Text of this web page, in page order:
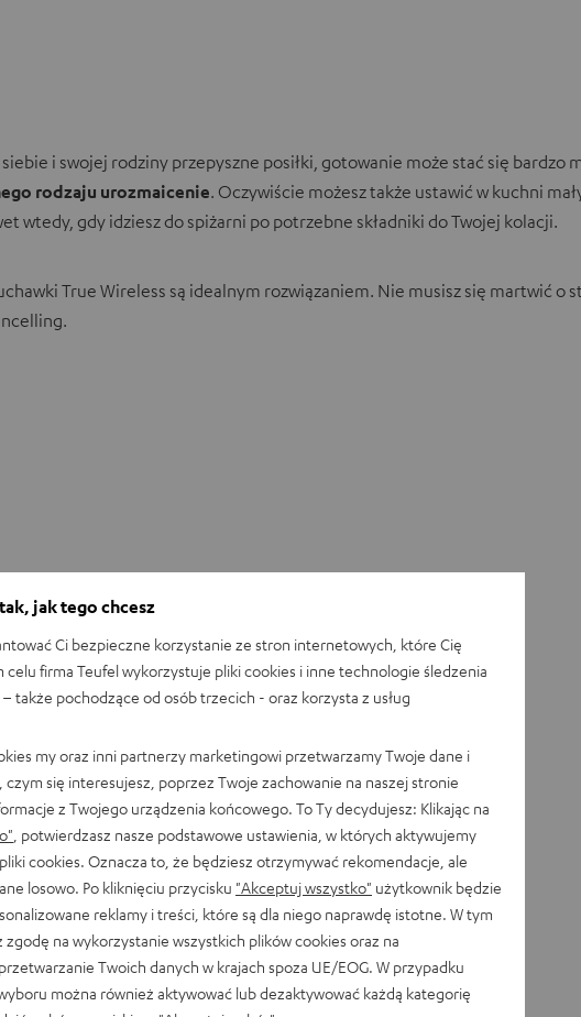
i swojej rodziny przepyszne posiłki, gotowanie może stać się
rodzaju urozmaicenie. Oczywiście możesz także ustawić w kuchni
wtedy, gdy idziesz do spiżarni po potrzebne składniki do Twojej kolacji.
True Wireless są idealnym rozwiązaniem. Nie musisz się martwić o
jak tego chcesz
Ci bezpieczne korzystanie ze stron internetowych, które Cię
celu firma Teufel wykorzystuje pliki cookies i inne technologie śledzenia
także pochodzące od osób trzecich - oraz korzysta z usług
my oraz inni partnerzy marketingowi przetwarzamy Twoje dane i
czym się interesujesz, poprzez Twoje zachowanie na naszej stronie
z Twojego urządzenia końcowego. To Ty decydujesz: Klikając na
, potwierdzasz nasze podstawowe ustawienia, w których aktywujemy
cookies. Oznacza to, że będziesz otrzymywać rekomendacje, ale
losowo. Po kliknięciu przycisku "Akceptuj wszystko" użytkownik będzie
reklamy i treści, które są dla niego naprawdę istotne. W tym
zgodę na wykorzystanie wszystkich plików cookies oraz na
Twoich danych w krajach spoza UE/EOG. W przypadku
można również aktywować lub dezaktywować każdą kategorię